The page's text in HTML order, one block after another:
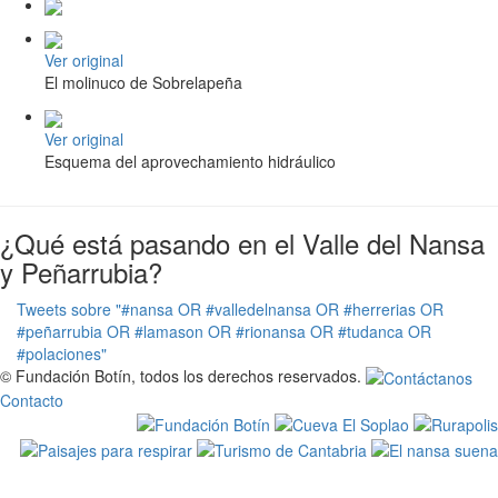
Ver original
El molinuco de Sobrelapeña
Ver original
Esquema del aprovechamiento hidráulico
¿Qué está pasando en el Valle del Nansa
y Peñarrubia?
Tweets sobre "#nansa OR #valledelnansa OR #herrerias OR
#peñarrubia OR #lamason OR #rionansa OR #tudanca OR
#polaciones"
© Fundación Botín, todos los derechos reservados.
Contacto